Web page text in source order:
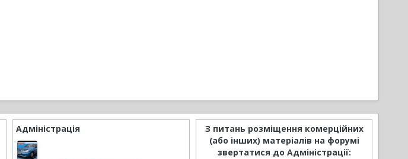
Адміністрація
З питань розміщення комерційних
(або інших) матеріалів на форумі
звертатися до Адміністрації: